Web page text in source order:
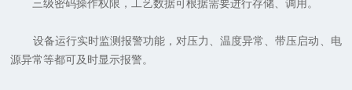
三级密码操作权限，工艺数据可根据需要进行存储、调用。
设备运行实时监测报警功能，对压力、温度异常、带压启动、电
源异常等都可及时显示报警。